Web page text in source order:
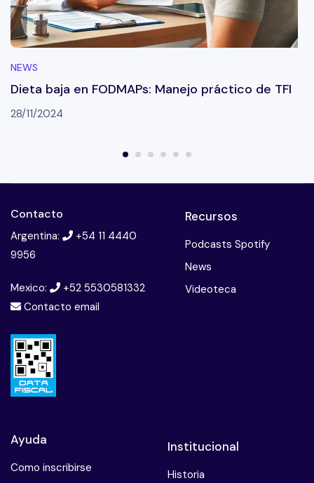
NEWS
Dieta baja en FODMAPs: Manejo práctico de TFI
28/11/2024
Contacto
Argentina:
+54 11 4440
9956
Mexico:
+52 5530581332
Contacto email
Recursos
Podcasts Spotify
News
Videoteca
Ayuda
Como inscribirse
Institucional
Historia